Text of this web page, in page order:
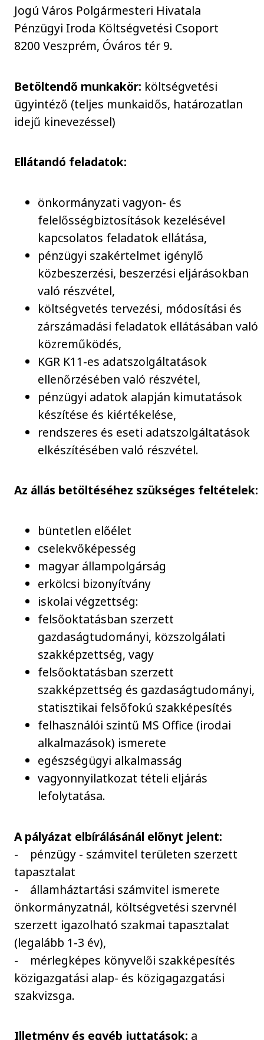
Jogú Város Polgármesteri Hivatala
Pénzügyi Iroda Költségvetési Csoport
8200 Veszprém, Óváros tér 9.
Betöltendő munkakör: költségvetési
ügyintéző (teljes munkaidős, határozatlan
idejű kinevezéssel)
Ellátandó feladatok:
önkormányzati vagyon- és
felelősségbiztosítások kezelésével
kapcsolatos feladatok ellátása,
pénzügyi szakértelmet igénylő
közbeszerzési, beszerzési eljárásokban
való részvétel,
költségvetés tervezési, módosítási és
zárszámadási feladatok ellátásában való
közreműködés,
KGR K11-es adatszolgáltatások
ellenőrzésében való részvétel,
pénzügyi adatok alapján kimutatások
készítése és kiértékelése,
rendszeres és eseti adatszolgáltatások
elkészítésében való részvétel.
Az állás betöltéséhez szükséges feltételek:
büntetlen előélet
cselekvőképesség
magyar állampolgárság
erkölcsi bizonyítvány
iskolai végzettség:
felsőoktatásban szerzett
gazdaságtudományi, közszolgálati
szakképzettség, vagy
felsőoktatásban szerzett
szakképzettség és gazdaságtudományi,
statisztikai felsőfokú szakképesítés
felhasználói szintű MS Office (irodai
alkalmazások) ismerete
egészségügyi alkalmasság
vagyonnyilatkozat tételi eljárás
lefolytatása.
A pályázat elbírálásánál előnyt jelent:
- pénzügy - számvitel területen szerzett
tapasztalat
- államháztartási számvitel ismerete
önkormányzatnál, költségvetési szervnél
szerzett igazolható szakmai tapasztalat
(legalább 1-3 év),
- mérlegképes könyvelői szakképesítés
közigazgatási alap- és közigagazgatási
szakvizsga.
Illetmény és egyéb juttatások: a